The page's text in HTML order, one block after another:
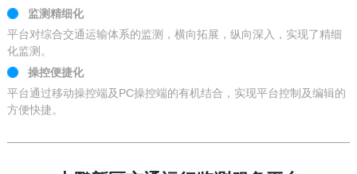
监测精细化
平台对综合交通运输体系的监测，横向拓展，纵向深入，实现了精细
化监测。
操控便捷化
平台通过移动操控端及PC操控端的有机结合，实现平台控制及编辑的
方便快捷。